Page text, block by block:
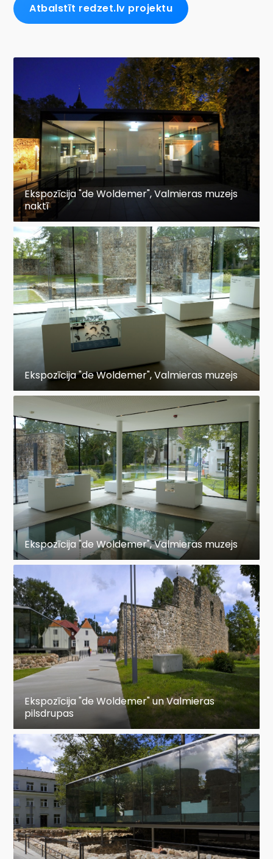
Atbalstīt redzet.lv projektu
Ekspozīcija "de Woldemer", Valmieras muzejs
naktī
Ekspozīcija "de Woldemer", Valmieras muzejs
Ekspozīcija "de Woldemer", Valmieras muzejs
Ekspozīcija "de Woldemer" un Valmieras
pilsdrupas